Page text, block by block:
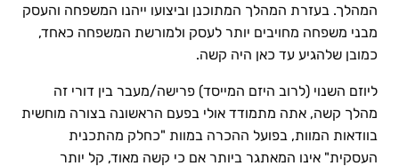
המהלך. בעזרת המהלך המתוכנן וביצועו ייהנו המשפחה והעסק
מבני משפחה מחויבים יותר לעסק ולמורשת המשפחה כאחד,
כמובן שלהגיע עד כאן היה קשה.
ליוזם השנוי (לרוב היזם המייסד) פרישה/מעבר בין דורי זה
מהלך קשה, אתה מתמודד אולי בפעם הראשונה בצורה מוחשית
בוודאות המוות, בפועל ההכרה במוות "כחלק מהתכנית
העסקית" אינו המאתגר ביותר אם כי קשה מאוד, קל יותר